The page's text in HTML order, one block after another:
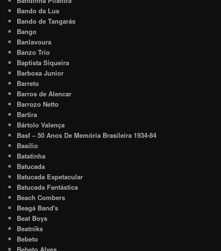
Bando da Lua
Bando de Tangarás
Bango
Banlavoura
Banzo Trio
Baptista Siqueira
Barbosa Junior
Barreto
Barros de Alencar
Barrozo Netto
Bartira
Bártolo Valença
Basf – 50 Anos De Memória Brasileira 1934-84
Basílio
Batatinha
Batucada
Batucada Espetacular
Batucada Fantástica
Beach Combers
Beagá Band's
Beat Boys
Beatniks
Bebeto